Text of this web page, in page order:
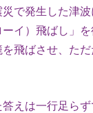
で発生した津波
イ）飛ばし」
飛ばさせ、た
えは一行足ら